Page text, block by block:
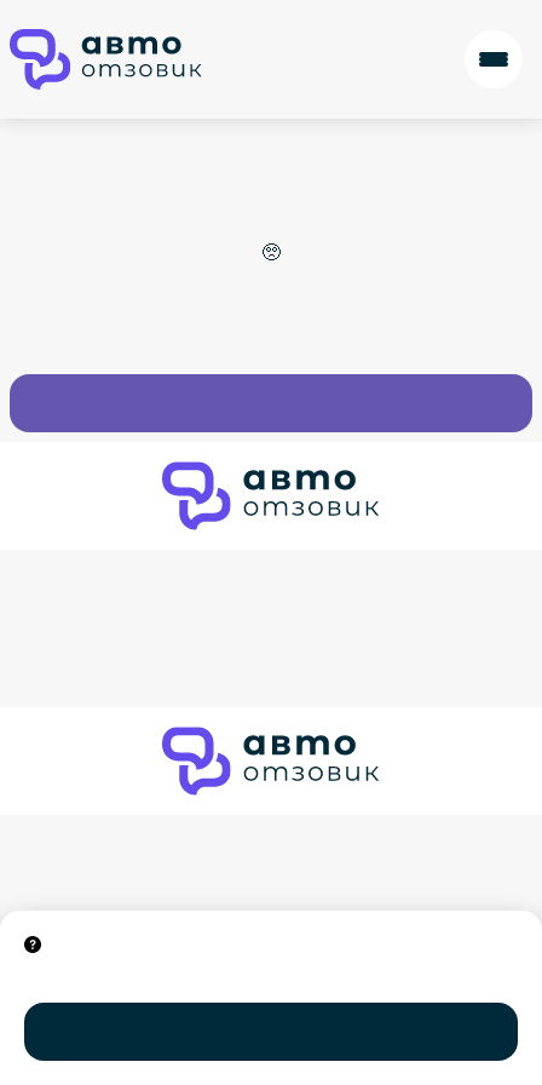
Запрашиваемой страницы не существует 🥺